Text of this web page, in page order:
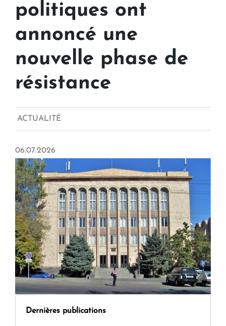
politiques ont
annoncé une
nouvelle phase de
résistance
ACTUALITÉ
06.07.2026
Dernières publications